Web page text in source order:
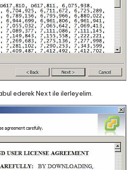
ederek Next ile ilerleyelim.